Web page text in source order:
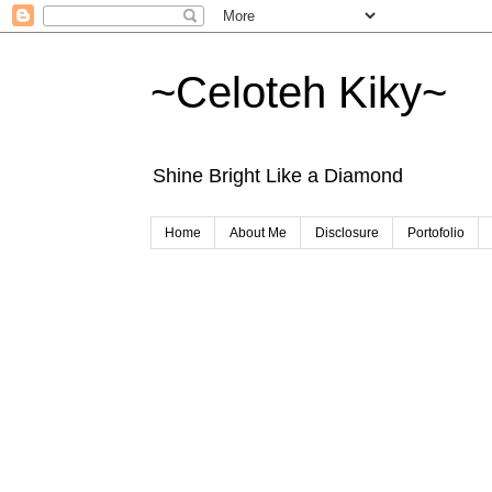
~Celoteh Kiky~
Shine Bright Like a Diamond
Home About Me Disclosure Portofolio